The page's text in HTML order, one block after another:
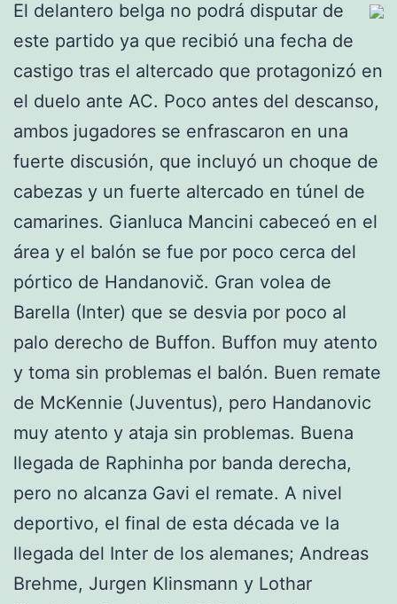
El delantero belga no podrá disputar de
este partido ya que recibió una fecha de
castigo tras el altercado que protagonizó en
el duelo ante AC. Poco antes del descanso,
ambos jugadores se enfrascaron en una
fuerte discusión, que incluyó un choque de
cabezas y un fuerte altercado en túnel de
camarines. Gianluca Mancini cabeceó en el
área y el balón se fue por poco cerca del
pórtico de Handanovič. Gran volea de
Barella (Inter) que se desvia por poco al
palo derecho de Buffon. Buffon muy atento
y toma sin problemas el balón. Buen remate
de McKennie (Juventus), pero Handanovic
muy atento y ataja sin problemas. Buena
llegada de Raphinha por banda derecha,
pero no alcanza Gavi el remate. A nivel
deportivo, el final de esta década ve la
llegada del Inter de los alemanes; Andreas
Brehme, Jurgen Klinsmann y Lothar